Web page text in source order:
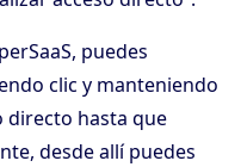
puedes
clic y manteniendo
directo hasta que
desde allí puedes